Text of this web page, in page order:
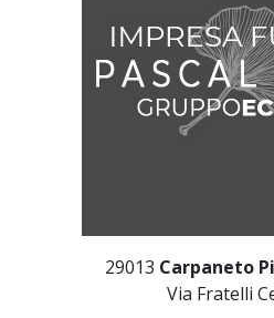
29013 Carpaneto
Via Fratelli